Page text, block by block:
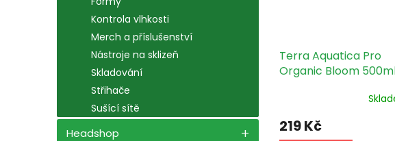
Kontrola vlhkosti
Merch a příslušenství
Nástroje na sklizeň
Skladování
Střihače
Sušící sítě
Headshop
Terra Aquatica Pro
Organic Bloom
219 Kč